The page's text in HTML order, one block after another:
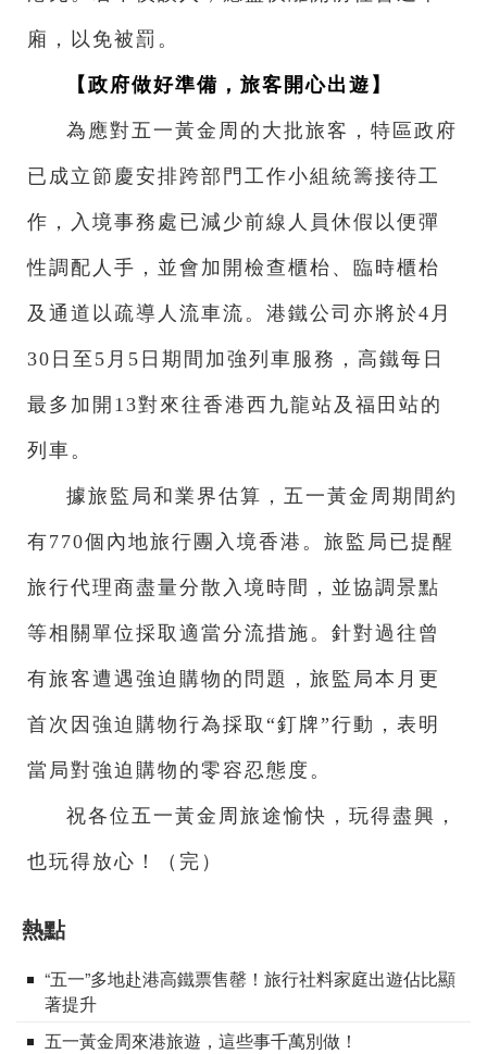
廂，以免被罰。
【政府做好準備，旅客開心出遊】
為應對五一黃金周的大批旅客，特區政府
已成立節慶安排跨部門工作小組統籌接待工
作，入境事務處已減少前線人員休假以便彈
性調配人手，並會加開檢查櫃枱、臨時櫃枱
及通道以疏導人流車流。港鐵公司亦將於4月
30日至5月5日期間加強列車服務，高鐵每日
最多加開13對來往香港西九龍站及福田站的
列車。
據旅監局和業界估算，五一黃金周期間約
有770個內地旅行團入境香港。旅監局已提醒
旅行代理商盡量分散入境時間，並協調景點
等相關單位採取適當分流措施。針對過往曾
有旅客遭遇強迫購物的問題，旅監局本月更
首次因強迫購物行為採取“釘牌”行動，表明
當局對強迫購物的零容忍態度。
祝各位五一黃金周旅途愉快，玩得盡興，
也玩得放心！（完）
熱點
“五一”多地赴港高鐵票售罄！旅行社料家庭出遊佔比顯
著提升
五一黃金周來港旅遊，這些事千萬別做！